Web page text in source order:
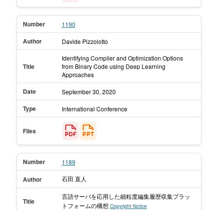
Number 1190
Author Davide Pizzolotto
Title
Identifying Compiler and Optimization Options
from Binary Code using Deep Learning
Approaches
Date September 30, 2020
Type International Conference
Files
Number 1189
Author 石田 直人
Title
言語サーバを応用した細粒度編集履歴収集プラッ
トフォームの構想 Copyright Notice